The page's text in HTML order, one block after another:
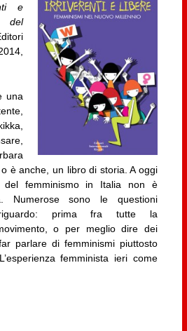
e
del
una
è anche, un libro di storia. A oggi
del femminismo in Italia non è
Numerose sono le questioni
prima fra tutte la
o per meglio dire dei
parlare di femminismi piuttosto
femminista ieri come